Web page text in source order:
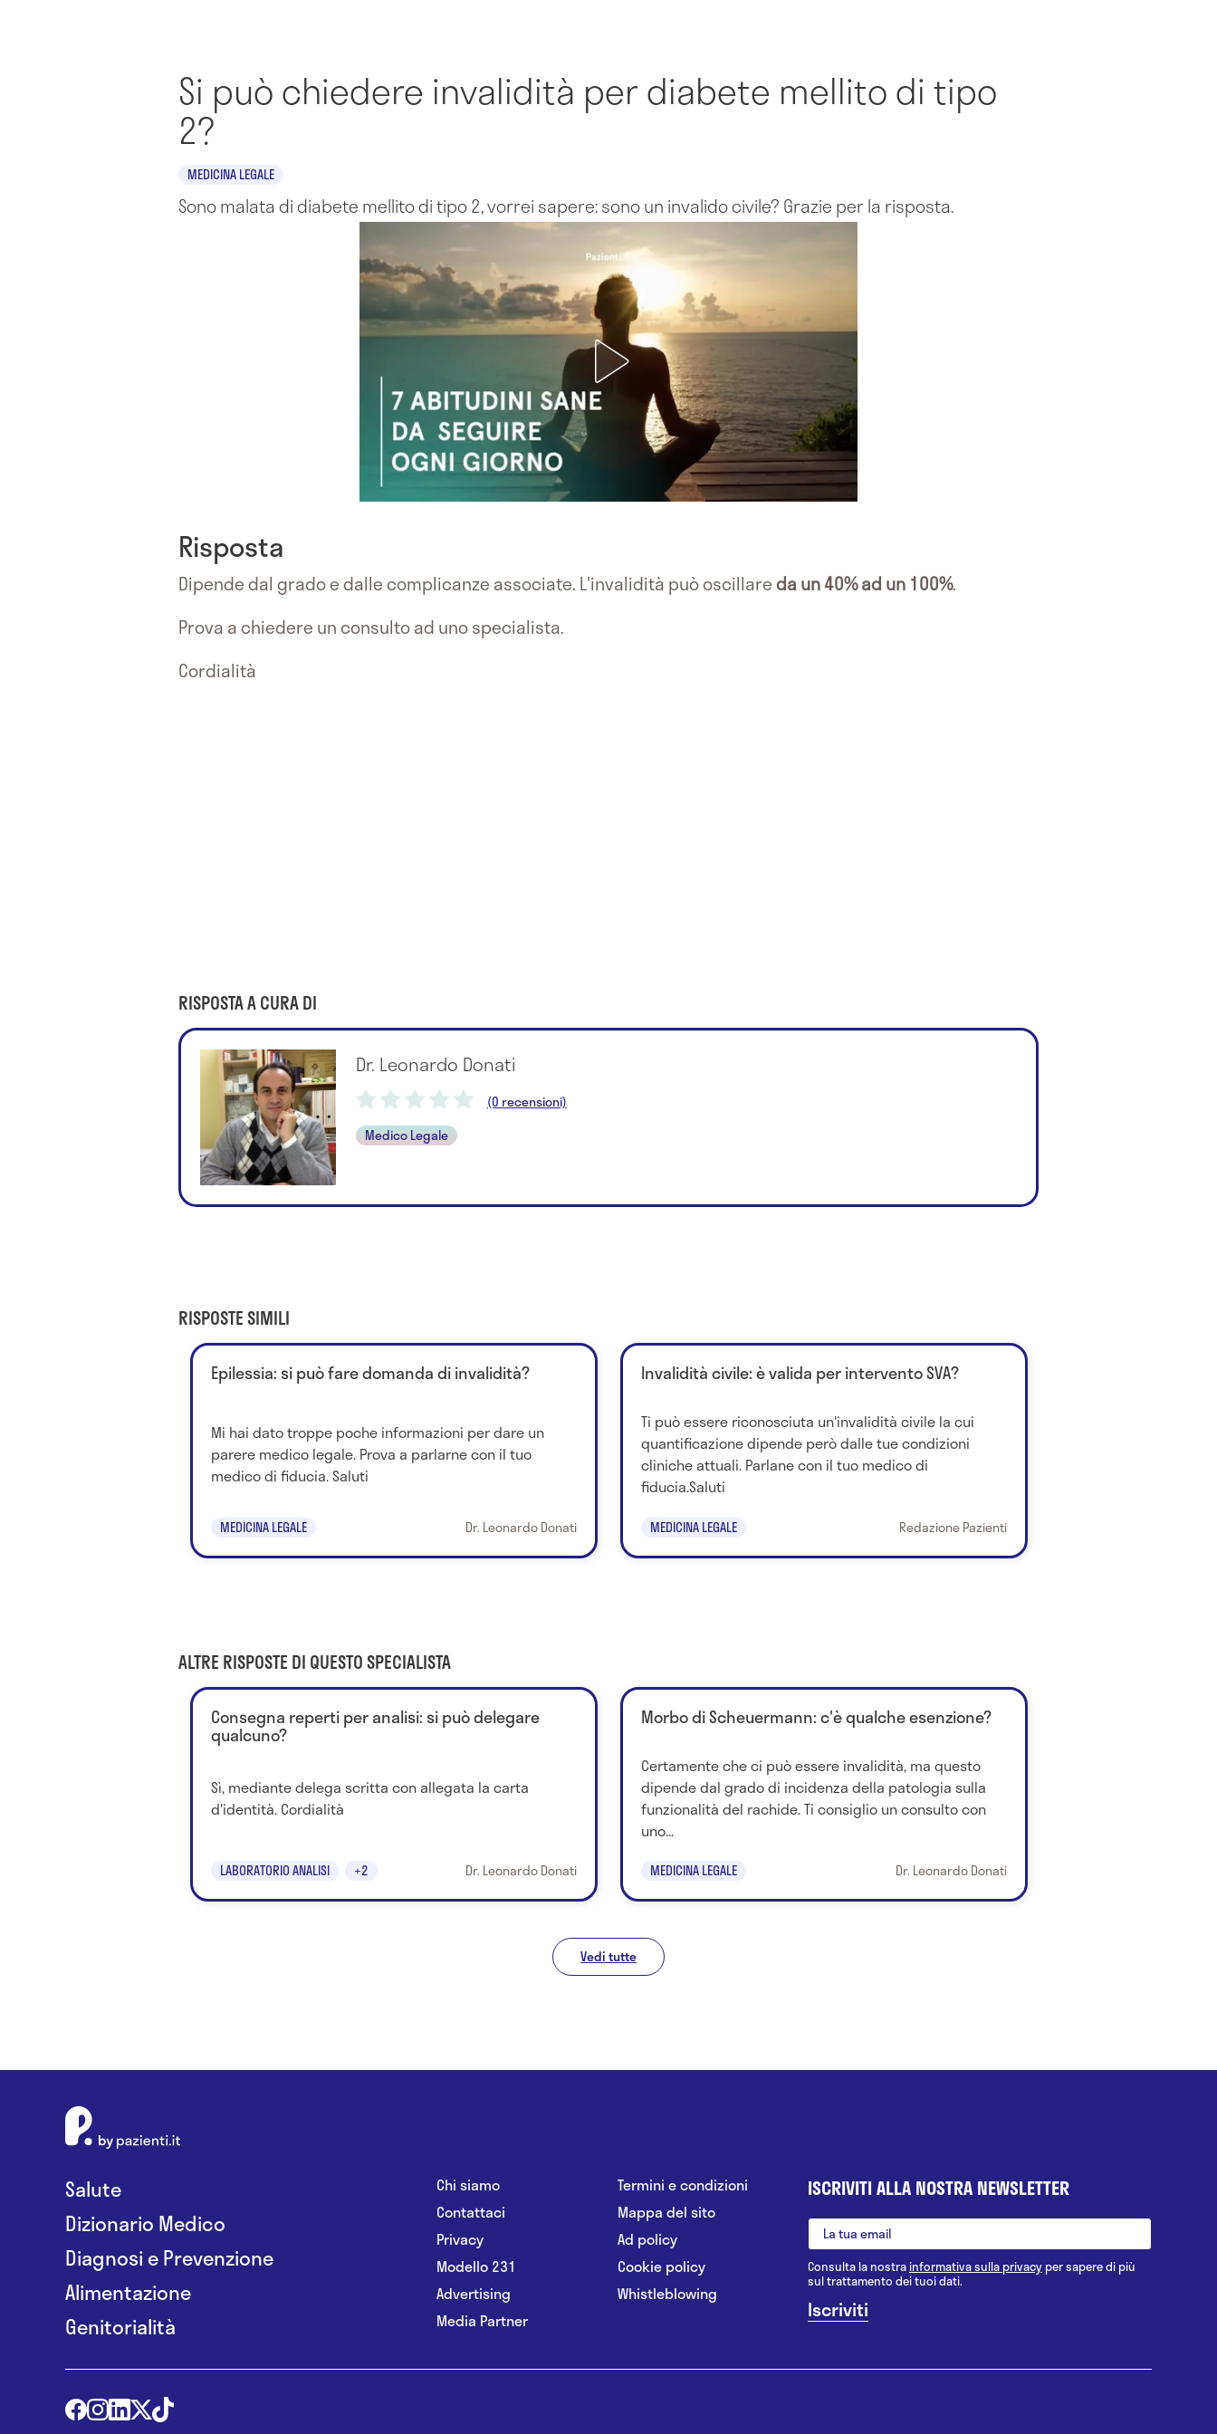
Si può chiedere invalidità per diabete mellito di tipo
2?
MEDICINA LEGALE
Sono malata di diabete mellito di tipo 2, vorrei sapere: sono un invalido civile? Grazie per la risposta.
Risposta
Dipende dal grado e dalle complicanze associate. L'invalidità può oscillareda un 40% ad un 100%.
Prova a chiedere un consulto ad uno specialista.
Cordialità
RISPOSTA A CURA DI
Dr. Leonardo Donati
(0 recensioni)
Medico Legale
RISPOSTE SIMILI
Epilessia: si può fare domanda di invalidità?
Mi hai dato troppe poche informazioni per dare un
parere medico legale. Prova a parlarne con il tuo
medico di fiducia. Saluti
MEDICINA LEGALE Dr. Leonardo Donati
Invalidità civile: è valida per intervento SVA?
Ti può essere riconosciuta un'invalidità civile la cui
quantificazione dipende però dalle tue condizioni
cliniche attuali. Parlane con il tuo medico di
fiducia.Saluti
MEDICINA LEGALE Redazione Pazienti
ALTRE RISPOSTE DI QUESTO SPECIALISTA
Consegna reperti per analisi: si può delegare
qualcuno?
Sì, mediante delega scritta con allegata la carta
d'identità. Cordialità
LABORATORIO ANALISI +2 Dr. Leonardo Donati
Morbo di Scheuermann: c'è qualche esenzione?
Certamente che ci può essere invalidità, ma questo
dipende dal grado di incidenza della patologia sulla
funzionalità del rachide. Ti consiglio un consulto con
uno...
MEDICINA LEGALE Dr. Leonardo Donati
Vedi tutte
Salute
Dizionario Medico
Diagnosi e Prevenzione
Alimentazione
Genitorialità
Chi siamo
Contattaci
Privacy
Modello 231
Advertising
Media Partner
Termini e condizioni
Mappa del sito
Ad policy
Cookie policy
Whistleblowing
ISCRIVITI ALLA NOSTRA NEWSLETTER
Consulta la nostrainformativa sulla privacy per sapere di più
sul trattamento dei tuoi dati.